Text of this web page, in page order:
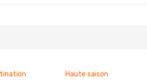
Haute saison